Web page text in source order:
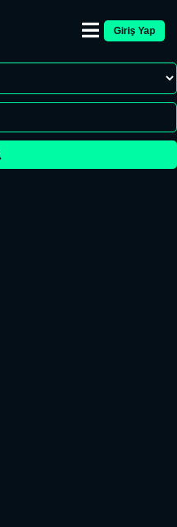
Giriş Yap